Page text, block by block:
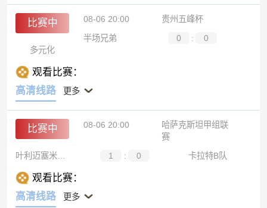
比赛中 08-06 20:00
贵州五峰杯
半场兄弟
0 :
0
多元化
观看比赛：
高清线路
更多
比赛中 08-06 20:00
哈萨克斯坦甲组联
赛
叶利迈塞米B队
1 : 0 卡拉特B队
观看比赛：
高清线路
更多